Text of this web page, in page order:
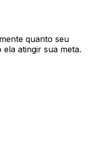
quanto seu
atingir sua meta.